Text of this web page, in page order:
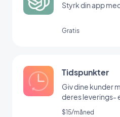
Styrk din app
Gratis
Tidspunkter
Giv dine kunder
deres leverings-
$15/måned